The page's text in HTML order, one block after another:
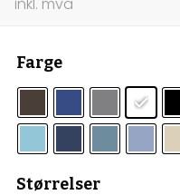
Farge
Størrelser